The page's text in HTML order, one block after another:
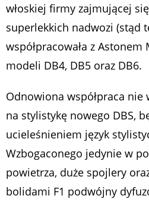
włoskiej firmy zajmującej
superlekkich nadwozi (stąd
współpracowała z
modeli DB4, DB5 oraz DB6.
Odnowiona współpraca nie
na stylistykę nowego DBS,
ucieleśnieniem język
Wzbogaconego jedynie w
powietrza, duże spojlery
bolidami F1 podwójny